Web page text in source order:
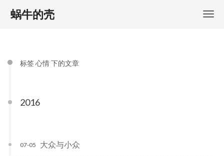
蜗牛的壳
标签 心情 下的文章
2016
大众与小众
07-05